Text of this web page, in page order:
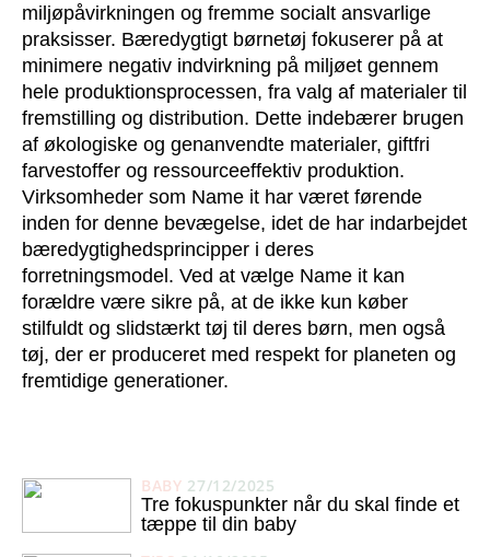
miljøpåvirkningen og fremme socialt ansvarlige
praksisser. Bæredygtigt børnetøj fokuserer på at
minimere negativ indvirkning på miljøet gennem
hele produktionsprocessen, fra valg af materialer til
fremstilling og distribution. Dette indebærer brugen
af økologiske og genanvendte materialer, giftfri
farvestoffer og ressourceeffektiv produktion.
Virksomheder som Name it har været førende
inden for denne bevægelse, idet de har indarbejdet
bæredygtighedsprincipper i deres
forretningsmodel. Ved at vælge Name it kan
forældre være sikre på, at de ikke kun køber
stilfuldt og slidstærkt tøj til deres børn, men også
tøj, der er produceret med respekt for planeten og
fremtidige generationer.
BABY 27/12/2025
Tre fokuspunkter når du skal finde et
tæppe til din baby